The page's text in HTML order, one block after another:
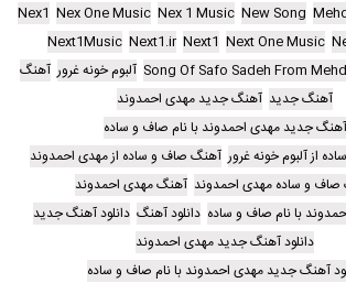
New Song
Nex 1 Music
Nex One Music
Nex1
Next One Music
Next1
Next1.ir
Next1Music
Song Of Safo Sadeh From آلبوم خونه غرور آهنگ
آهنگ جدید آهنگ جدید مهدی احمدوند
آهنگ جدید مهدی احمدوند با نام صاف و ساده
از آلبوم خونه غرور آهنگ صاف و ساده از مهدی احمدوند
و ساده مهدی احمدوند آهنگ مهدی احمدوند
با نام صاف و ساده دانلود آهنگ دانلود آهنگ جدید
دانلود آهنگ جدید مهدی احمدوند
آهنگ جدید مهدی احمدوند با نام صاف و ساده